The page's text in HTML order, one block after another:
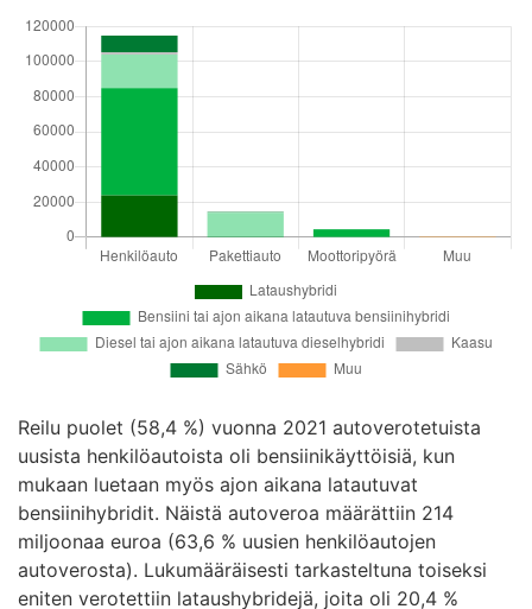
Reilu puolet (58,4 %) vuonna 2021 autoverotetuista
uusista henkilöautoista oli bensiinikäyttöisiä, kun
mukaan luetaan myös ajon aikana latautuvat
bensiinihybridit. Näistä autoveroa määrättiin 214
miljoonaa euroa (63,6 % uusien henkilöautojen
autoverosta). Lukumääräisesti tarkasteltuna toiseksi
eniten verotettiin lataushybridejä, joita oli 20,4 %